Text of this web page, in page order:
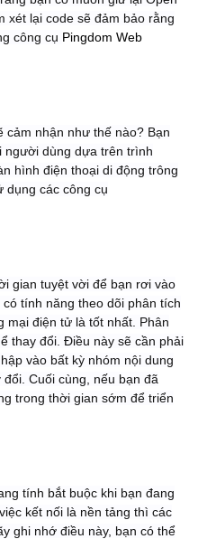
xét lại code sẽ đảm bảo rằng
công cụ Pingdom Web
nhận như thế nào? Bạn
người dùng dựa trên trình
hình điện thoại di động trông
dụng các công cụ
gian tuyệt vời để bạn rơi vào
tính năng theo dõi phân tích
mại điện tử là tốt nhất. Phân
thay đổi. Điều này sẽ cần phải
vào bất kỳ nhóm nội dung
Cuối cùng, nếu bạn đã
trong thời gian sớm để triển
tính bắt buộc khi bạn đang
kết nối là nền tảng thì các
ghi nhớ điều này, bạn có thể